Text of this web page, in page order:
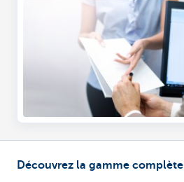
Découvrez la gamme complète